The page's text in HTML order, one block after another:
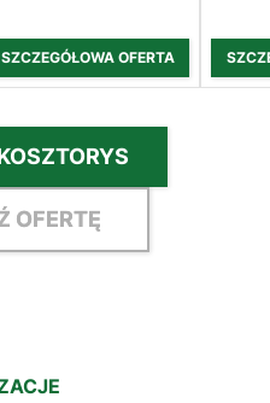
SZCZEGÓŁOWA OFERTA
OFERTĘ